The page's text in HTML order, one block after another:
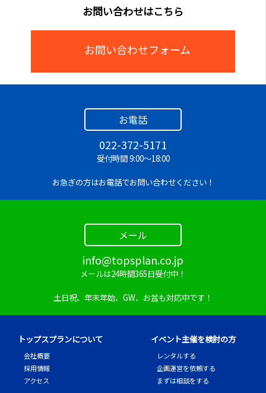
お問い合わせはこちら
お問い合わせフォーム
お電話
022-372-5171
受付時間 9:00～18:00
お急ぎの方はお電話でお問い合わせください！
メール
info@topsplan.co.jp
メールは24時間365日受付中！
土日祝、年末年始、GW、お盆も対応中です！
トップスプランについて
会社概要
採用情報
アクセス
イベント主催を検討の方
レンタルする
企画運営を依頼する
まずは相談をする